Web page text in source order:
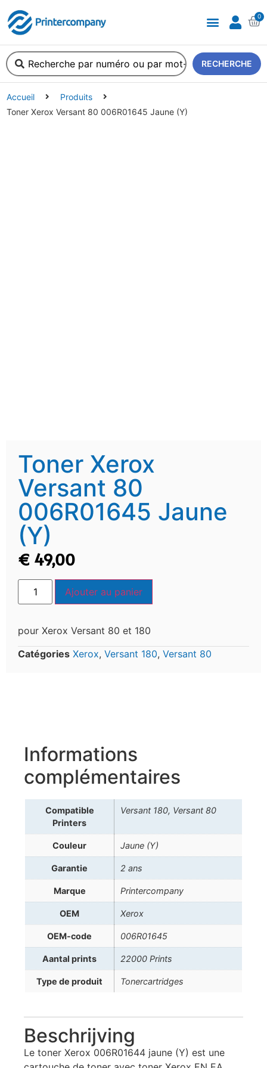
0
RECHERCHE
Accueil
Produits
Toner Xerox Versant 80 006R01645 Jaune (Y)
Toner Xerox
Versant 80
006R01645 Jaune
(Y)
€ 49,00
Ajouter au panier
pour Xerox Versant 80 et 180
Catégories Xerox, Versant 180, Versant 80
Informations
complémentaires
Compatible
Printers
Versant 180, Versant 80
Couleur Jaune (Y)
Garantie 2 ans
Marque Printercompany
OEM Xerox
OEM-code 006R01645
Aantal prints 22000 Prints
Type de produit Tonercartridges
Beschrijving
Le toner Xerox 006R01644 jaune (Y) est une